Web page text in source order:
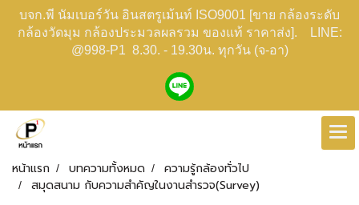
บจก.พี นัมเบอร์วัน อินสตรูเม้นท์ ISO9001 [ขาย กล้องระดับ
กล้องวัดมุม กล้องประมวลผลรวม ของแท้ ราคาส่ง]. LINE:
@998-P1 8.30. - 19.30น. ทุกวัน (จ-อา)
หน้าแรก บทความทั้งหมด
ความรู้กล้องทั่วไป
สมุดสนาม กับความสำคัญในงานสำรวจ(Survey)